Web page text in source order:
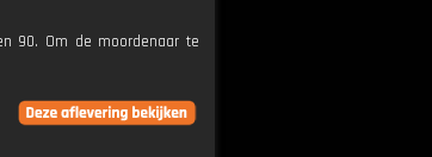
90. Om de moordenaar te